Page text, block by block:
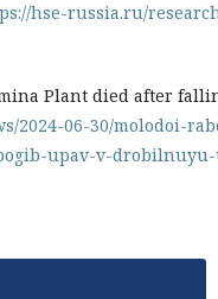
hse-russia.ru/
Plant died after
2024-06-30/molodoi-
upav-v-